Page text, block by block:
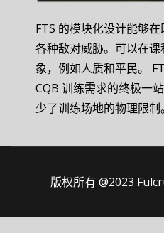
FTS 的模块化设计能够
各种敌对威胁。可以在
象，例如人质和平民。
CQB 训练需求的终极一
少了训练场地的物理限制。
版权所有 @2023